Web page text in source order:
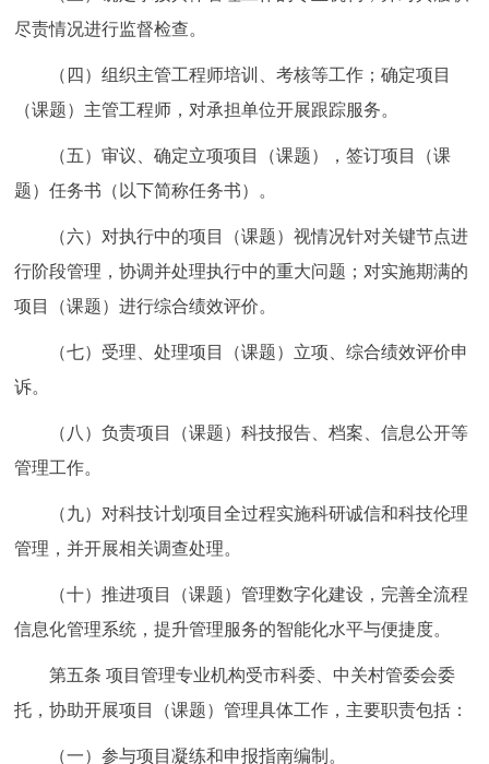
尽责情况进行监督检查。
（四）组织主管工程师培训、考核等工作；确定项目
（课题）主管工程师，对承担单位开展跟踪服务。
（五）审议、确定立项项目（课题），签订项目（课
题）任务书（以下简称任务书）。
（六）对执行中的项目（课题）视情况针对关键节点进
行阶段管理，协调并处理执行中的重大问题；对实施期满的
项目（课题）进行综合绩效评价。
（七）受理、处理项目（课题）立项、综合绩效评价申
诉。
（八）负责项目（课题）科技报告、档案、信息公开等
管理工作。
（九）对科技计划项目全过程实施科研诚信和科技伦理
管理，并开展相关调查处理。
（十）推进项目（课题）管理数字化建设，完善全流程
信息化管理系统，提升管理服务的智能化水平与便捷度。
第五条 项目管理专业机构受市科委、中关村管委会委
托，协助开展项目（课题）管理具体工作，主要职责包括：
（一）参与项目凝练和申报指南编制。